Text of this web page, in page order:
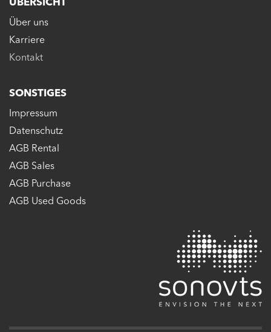
ÜBERSICHT
Über uns
Karriere
Kontakt
SONSTIGES
Impressum
Datenschutz
AGB Rental
AGB Sales
AGB Purchase
AGB Used Goods